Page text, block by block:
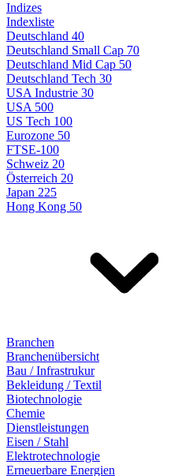
Indizes
Indexliste
Deutschland 40
Deutschland Small Cap 70
Deutschland Mid Cap 50
Deutschland Tech 30
USA Industrie 30
USA 500
US Tech 100
Eurozone 50
FTSE-100
Schweiz 20
Österreich 20
Japan 225
Hong Kong 50
Branchen
Branchenübersicht
Bau / Infrastrukur
Bekleidung / Textil
Biotechnologie
Chemie
Dienstleistungen
Eisen / Stahl
Elektrotechnologie
Erneuerbare Energien